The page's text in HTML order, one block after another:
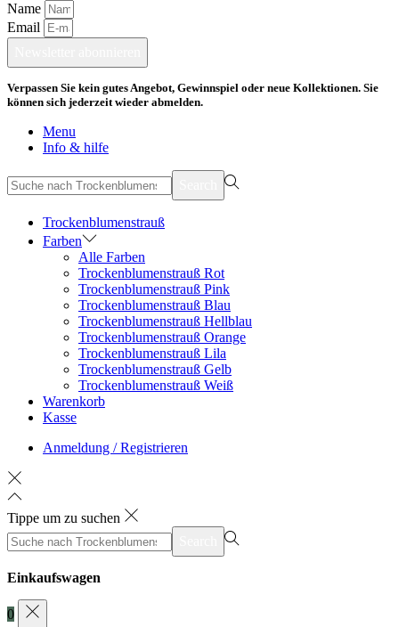
Name
Email
Verpassen Sie kein gutes Angebot, Gewinnspiel oder neue Kollektionen. Sie
können sich jederzeit wieder abmelden.
Menu
Info & hilfe
suchen
nach>
Trockenblumenstrauß
Farben
Alle Farben
Trockenblumenstrauß Rot
Trockenblumenstrauß Pink
Trockenblumenstrauß Blau
Trockenblumenstrauß Hellblau
Trockenblumenstrauß Orange
Trockenblumenstrauß Lila
Trockenblumenstrauß Gelb
Trockenblumenstrauß Weiß
Warenkorb
Kasse
Anmeldung / Registrieren
Tippe um zu suchen
suchen
nach>
Einkaufswagen
0